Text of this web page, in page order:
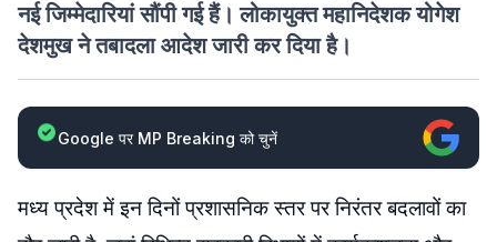
नई जिम्मेदारियां सौंपी गई हैं। लोकायुक्त महानिदेशक योगेश
देशमुख ने तबादला आदेश जारी कर दिया है।
Google पर MP Breaking को चुनें
मध्य प्रदेश में इन दिनों प्रशासनिक स्तर पर निरंतर बदलावों का